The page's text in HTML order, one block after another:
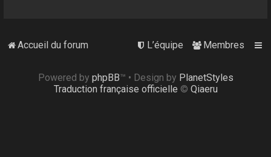
Accueil du forum Membres
L’équipe
Powered by phpBB™ • Design by PlanetStyles
Traduction française officielle © Qiaeru